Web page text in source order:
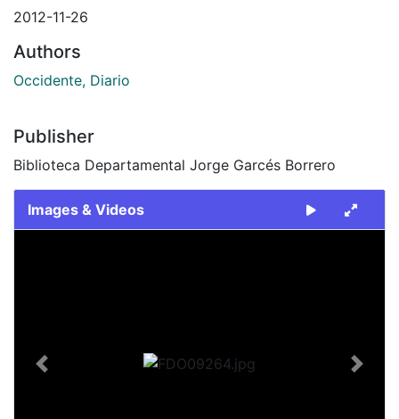
2012-11-26
Authors
Occidente, Diario
Publisher
Biblioteca Departamental Jorge Garcés Borrero
Images & Videos
Previous Next